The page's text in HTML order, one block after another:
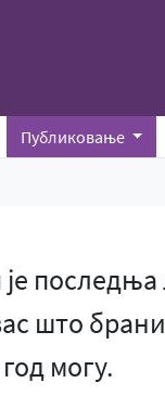
Публиковање
што
могу.